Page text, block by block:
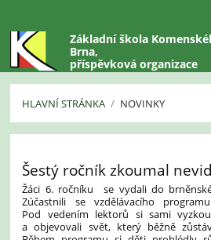
Základní škola
Brna,
příspěvková organizace
HLAVNÍ STRÁNKA / NOVINKY
Šestý ročník zkoumal
Žáci 6. ročníku se vydali do
Zúčastnili se vzdělávacího
Pod vedením lektorů si sami
a objevovali svět, který běžně